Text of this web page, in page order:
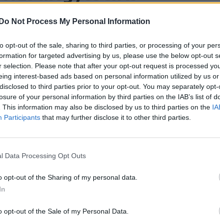
Do Not Process My Personal Information
opt-out of the sale, sharing to third parties, or processing of your
for targeted advertising by us, please use the below opt-out
selection. Please note that after your opt-out request is processed
interest-based ads based on personal information utilized by us
to third parties prior to your opt-out. You may separately
of your personal information by third parties on the IAB’s list of
This information may also be disclosed by us to third parties on the
Participants that may further disclose it to other third parties.
Data Processing Opt Outs
opt-out of the Sharing of my personal data.
opt-out of the Sale of my Personal Data.
bukaresti magyar
kíváncsi a hallgatók
A bukaresti magyar adás számos
a román